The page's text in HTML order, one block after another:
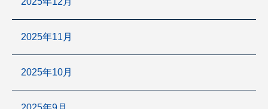
2025年11月
2025年10月